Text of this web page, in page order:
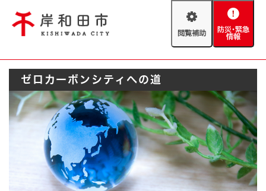
閲
助
防
緊
情
報
Foreign language
やさしい日本語
文字サイズ 標準 拡大
背景色変更 白 黒 青
防災・緊急情報 救急・消防
ハザードマップ AED設置箇所
とじる
ゼロカーボンシティへの道